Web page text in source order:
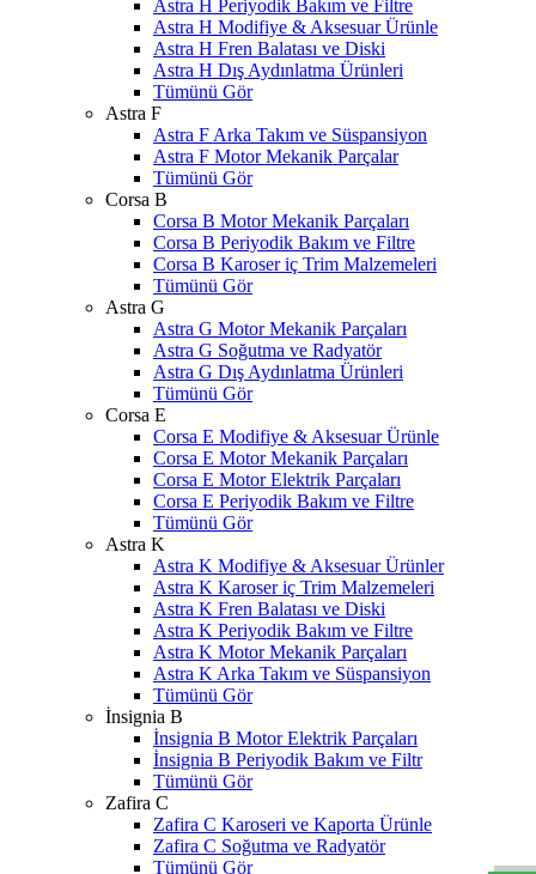
Astra H Periyodik Bakım ve Filtre
Astra H Modifiye & Aksesuar Ürünle
Astra H Fren Balatası ve Diski
Astra H Dış Aydınlatma Ürünleri
Tümünü Gör
Astra F
Astra F Arka Takım ve Süspansiyon
Astra F Motor Mekanik Parçalar
Tümünü Gör
Corsa B
Corsa B Motor Mekanik Parçaları
Corsa B Periyodik Bakım ve Filtre
Corsa B Karoser iç Trim Malzemeleri
Tümünü Gör
Astra G
Astra G Motor Mekanik Parçaları
Astra G Soğutma ve Radyatör
Astra G Dış Aydınlatma Ürünleri
Tümünü Gör
Corsa E
Corsa E Modifiye & Aksesuar Ürünle
Corsa E Motor Mekanik Parçaları
Corsa E Motor Elektrik Parçaları
Corsa E Periyodik Bakım ve Filtre
Tümünü Gör
Astra K
Astra K Modifiye & Aksesuar Ürünler
Astra K Karoser iç Trim Malzemeleri
Astra K Fren Balatası ve Diski
Astra K Periyodik Bakım ve Filtre
Astra K Motor Mekanik Parçaları
Astra K Arka Takım ve Süspansiyon
Tümünü Gör
İnsignia B
İnsignia B Motor Elektrik Parçaları
İnsignia B Periyodik Bakım ve Filtr
Tümünü Gör
Zafira C
Zafira C Karoseri ve Kaporta Ürünle
Zafira C Soğutma ve Radyatör
Tümünü Gör